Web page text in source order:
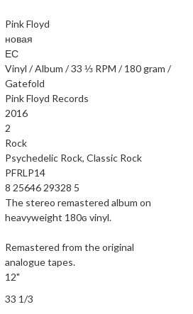
Pink Floyd
новая
ЕС
Vinyl / Album / 33 ⅓ RPM / 180 gram /
Gatefold
Pink Floyd Records
2016
2
Rock
Psychedelic Rock, Classic Rock
PFRLP14
8 25646 29328 5
The stereo remastered album on
heavyweight 180ɢ vinyl.
Remastered from the original
analogue tapes.
12"
33 1/3